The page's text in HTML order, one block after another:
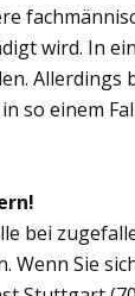
wird. In
Allerdings
so einem
bei
Sie